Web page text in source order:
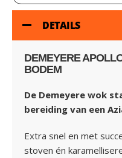
DETAILS
DEMEYERE
BODEM
De Demeyere wok
bereiding van een
Extra snel en met
stoven én